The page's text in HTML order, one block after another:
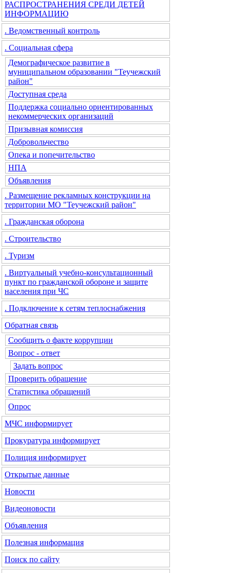
РАСПРОСТРАНЕНИЯ СРЕДИ ДЕТЕЙ
ИНФОРМАЦИЮ
. Ведомственный контроль
. Социальная сфера
Демографическое развитие в
муниципальном образовании "Теучежский
район"
Доступная среда
Поддержка социально ориентированных
некоммерческих организаций
Призывная комиссия
Добровольчество
Опека и попечительство
НПА
Объявления
. Размещение рекламных конструкции на
территории МО "Теучежский район"
. Гражданская оборона
. Строительство
. Туризм
. Виртуальный учебно-консультационный
пункт по гражданской обороне и защите
населения при ЧС
. Подключение к сетям теплоснабжения
Обратная связь
Сообщить о факте коррупции
Вопрос - ответ
Задать вопрос
Проверить обращение
Статистика обращений
Опрос
МЧС информирует
Прокуратура информирует
Полиция информирует
Открытые данные
Новости
Видеоновости
Объявления
Полезная информация
Поиск по сайту